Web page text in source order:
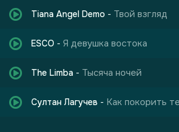
Tiana Angel Demo - Твой взгляд
ESCO - Я девушка востока
The Limba - Тысяча ночей
Султан Лагучев - Как покорить тебя ты